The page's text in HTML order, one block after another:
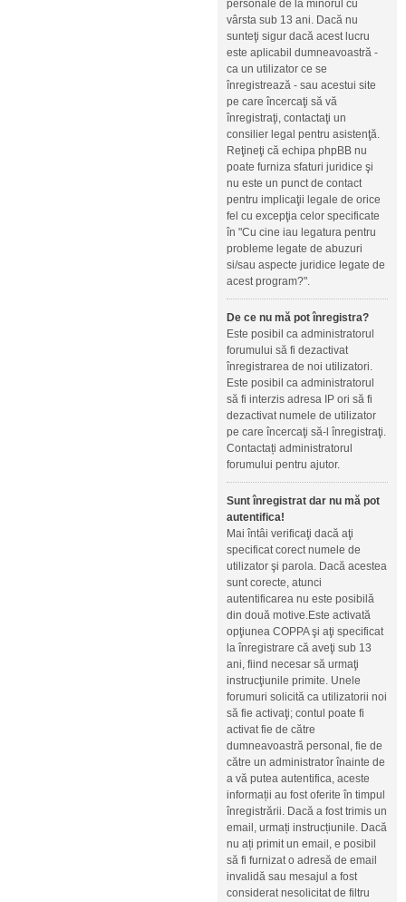
personale de la minorul cu
vârsta sub 13 ani. Dacă nu
sunteţi sigur dacă acest lucru
este aplicabil dumneavoastră -
ca un utilizator ce se
înregistrează - sau acestui site
pe care încercaţi să vă
înregistraţi, contactaţi un
consilier legal pentru asistenţă.
Reţineţi că echipa phpBB nu
poate furniza sfaturi juridice şi
nu este un punct de contact
pentru implicaţii legale de orice
fel cu excepţia celor specificate
în "Cu cine iau legatura pentru
probleme legate de abuzuri
si/sau aspecte juridice legate de
acest program?".
De ce nu mă pot înregistra?
Este posibil ca administratorul
forumului să fi dezactivat
înregistrarea de noi utilizatori.
Este posibil ca administratorul
să fi interzis adresa IP ori să fi
dezactivat numele de utilizator
pe care încercaţi să-l înregistraţi.
Contactați administratorul
forumului pentru ajutor.
Sunt înregistrat dar nu mă pot
autentifica!
Mai întâi verificaţi dacă aţi
specificat corect numele de
utilizator şi parola. Dacă acestea
sunt corecte, atunci
autentificarea nu este posibilă
din două motive.Este activată
opţiunea COPPA şi aţi specificat
la înregistrare că aveţi sub 13
ani, fiind necesar să urmaţi
instrucţiunile primite. Unele
forumuri solicită ca utilizatorii noi
să fie activaţi; contul poate fi
activat fie de către
dumneavoastră personal, fie de
către un administrator înainte de
a vă putea autentifica, aceste
informații au fost oferite în timpul
înregistrării. Dacă a fost trimis un
email, urmați instrucțiunile. Dacă
nu ați primit un email, e posibil
să fi furnizat o adresă de email
invalidă sau mesajul a fost
considerat nesolicitat de filtru